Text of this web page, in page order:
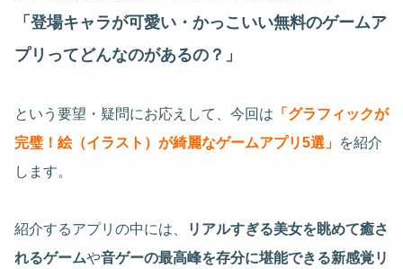
「登場キャラが可愛い・かっこいい無料のゲームア
プリってどんなのがあるの？」
という要望・疑問にお応えして、今回は 「グラフィックが
完璧！絵（イラスト）が綺麗なゲームアプリ5選」 を紹介
します。
紹介するアプリの中には、
リアルすぎる美女を眺めて癒さ
れるゲームや音ゲーの最高峰を存分に堪能できる新感覚リ